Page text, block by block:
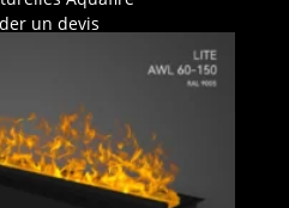
un devis